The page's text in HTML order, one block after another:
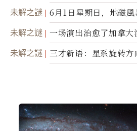
世；希腊僧侣预言以色
未解之謎
6月1日星期日，地磁
礎設施
未解之謎 一场演出治愈了加拿大
未解之謎 三才新语：星系旋转方